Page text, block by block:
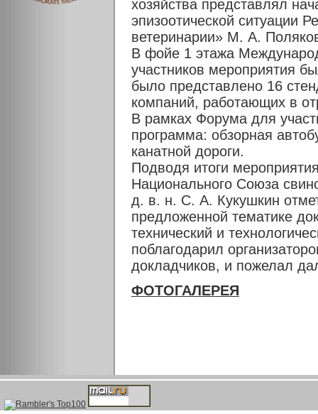
хозяйства представлял
эпизоотической ситуации
ветеринарии» М. А.
В фойе 1 этажа
участников мероприятия
было представлено 16
компаний, работающих в
В рамках Форума для
программа: обзорная
канатной дороги.
Подводя итоги
Национального Союза
д. в. н. С. А. Кукушкин
предложенной тематике
технический и
поблагодарил
докладчиков, и пожелал
ФОТОГАЛЕРЕЯ